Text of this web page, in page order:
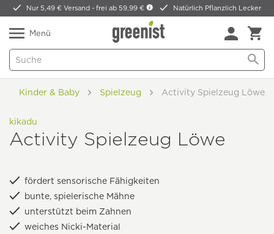
Nur 5,49 € Versand -frei ab 59,99 € Natürlich Pflanzlich Lecker
Menü
Kinder & Baby Spielzeug Activity Spielzeug Löwe
kikadu
Activity Spielzeug Löwe
fördert sensorische Fähigkeiten
bunte, spielerische Mähne
unterstützt beim Zahnen
weiches Nicki-Material